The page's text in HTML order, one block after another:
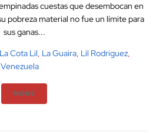
cuestas que desembocan en
pobreza material no fue un límite para
sus ganas...
La Cota Lil, La Guaira, Lil Rodriguez,
Venezuela
MORE